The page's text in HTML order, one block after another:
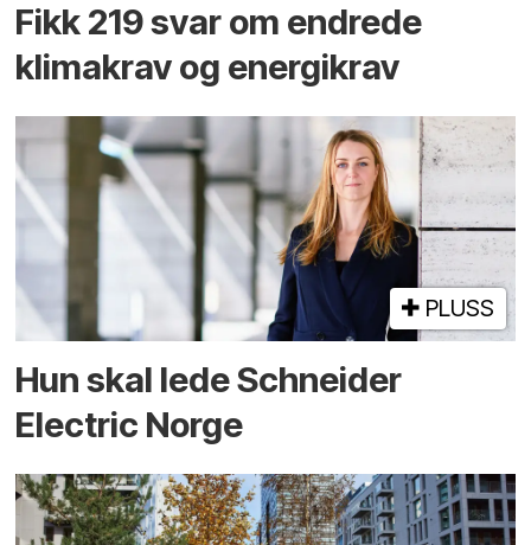
Fikk 219 svar om endrede
klimakrav og energikrav
PLUSS
Hun skal lede Schneider
Electric Norge